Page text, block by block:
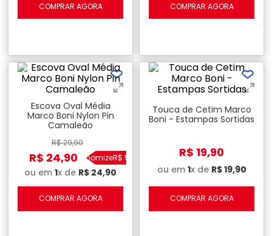
COMPRAR AGORA COMPRAR AGORA
Escova Oval Média
Marco Boni Nylon Pin
Camaleão
R$29,90
R$ 24,90EconomizeR$ 5
ou em 1x de R$ 24,90
COMPRAR AGORA
Touca de Cetim Marco
Boni - Estampas Sortidas
R$ 19,90
ou em 1x de R$19,90
COMPRAR AGORA